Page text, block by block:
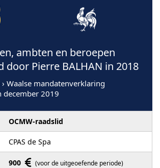
ambten en beroepen
door Pierre BALHAN in 2018
Waalse mandatenverklaring
december 2019
OCMW-raadslid
CPAS de Spa
900 (voor de uitgeoefende periode)